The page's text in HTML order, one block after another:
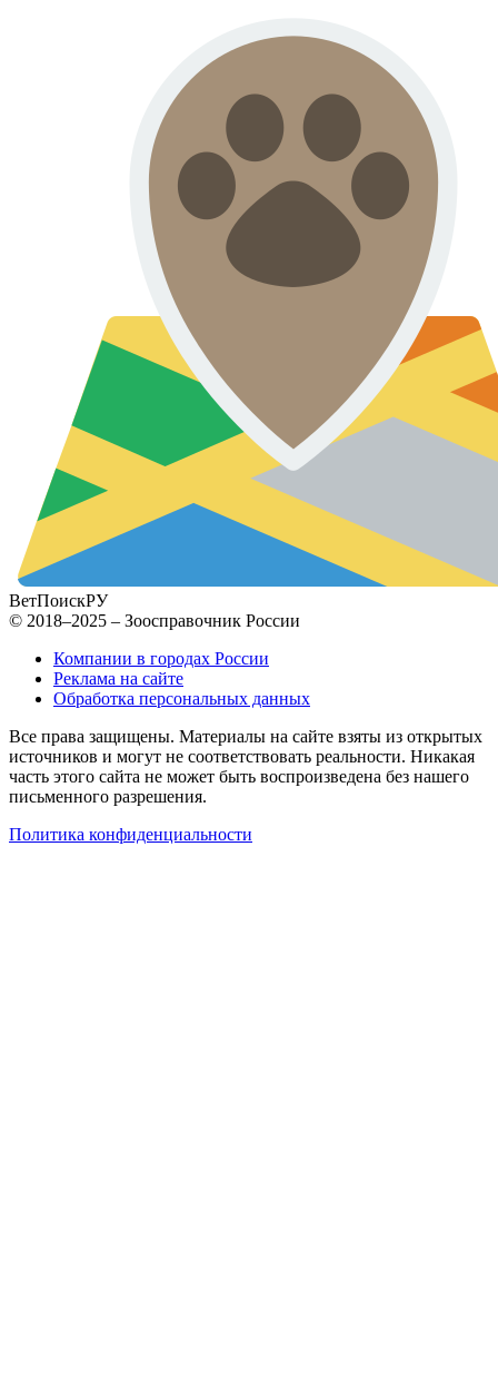
ВетПоискРУ
© 2018–2025 – Зоосправочник России
Компании в городах России
Реклама на сайте
Обработка персональных данных
Все права защищены. Материалы на сайте взяты из открытых
источников и могут не соответствовать реальности. Никакая
часть этого сайта не может быть воспроизведена без нашего
письменного разрешения.
Политика конфиденциальности